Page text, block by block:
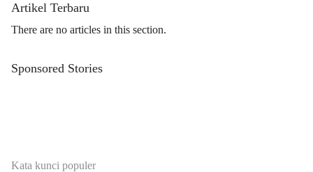
Artikel Terbaru
There are no articles in this section.
Sponsored Stories
Kata kunci populer